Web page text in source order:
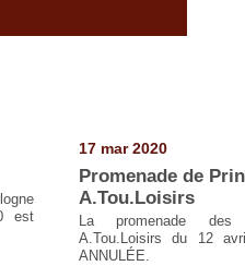
est
17 mar 2020
Promenade de
A.Tou.Loisirs
La promenade des
A.Tou.Loisirs du 12
ANNULÉE.